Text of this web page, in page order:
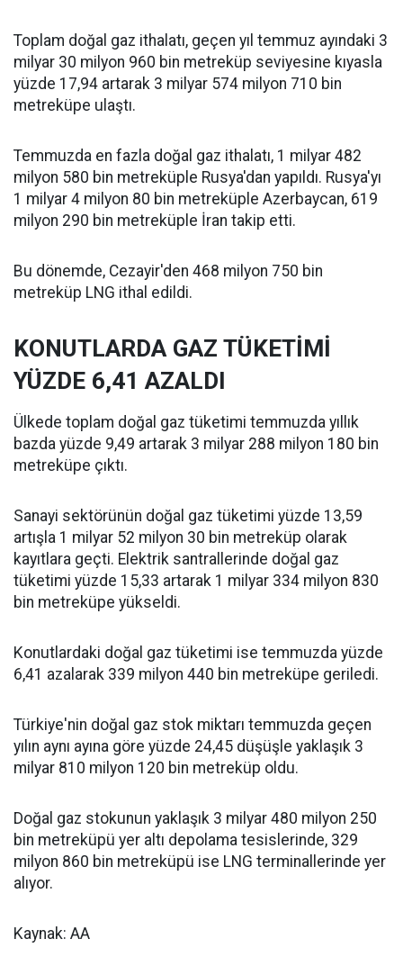
Toplam doğal gaz ithalatı, geçen yıl temmuz ayındaki 3
milyar 30 milyon 960 bin metreküp seviyesine kıyasla
yüzde 17,94 artarak 3 milyar 574 milyon 710 bin
metreküpe ulaştı.
Temmuzda en fazla doğal gaz ithalatı, 1 milyar 482
milyon 580 bin metreküple Rusya'dan yapıldı. Rusya'yı
1 milyar 4 milyon 80 bin metreküple Azerbaycan, 619
milyon 290 bin metreküple İran takip etti.
Bu dönemde, Cezayir'den 468 milyon 750 bin
metreküp LNG ithal edildi.
KONUTLARDA GAZ TÜKETİMİ
YÜZDE 6,41 AZALDI
Ülkede toplam doğal gaz tüketimi temmuzda yıllık
bazda yüzde 9,49 artarak 3 milyar 288 milyon 180 bin
metreküpe çıktı.
Sanayi sektörünün doğal gaz tüketimi yüzde 13,59
artışla 1 milyar 52 milyon 30 bin metreküp olarak
kayıtlara geçti. Elektrik santrallerinde doğal gaz
tüketimi yüzde 15,33 artarak 1 milyar 334 milyon 830
bin metreküpe yükseldi.
Konutlardaki doğal gaz tüketimi ise temmuzda yüzde
6,41 azalarak 339 milyon 440 bin metreküpe geriledi.
Türkiye'nin doğal gaz stok miktarı temmuzda geçen
yılın aynı ayına göre yüzde 24,45 düşüşle yaklaşık 3
milyar 810 milyon 120 bin metreküp oldu.
Doğal gaz stokunun yaklaşık 3 milyar 480 milyon 250
bin metreküpü yer altı depolama tesislerinde, 329
milyon 860 bin metreküpü ise LNG terminallerinde yer
alıyor.
Kaynak: AA